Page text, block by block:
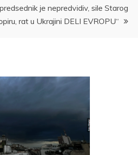
je nepredvidiv, sile Starog
rat u Ukrajini DELI EVROPU“